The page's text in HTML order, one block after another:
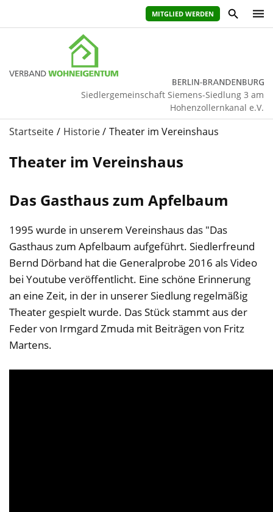
MITGLIED WERDEN
Siedlergemeinschaft Siemens-Siedlung 3 am
Hohenzollernkanal e.V.
Startseite Historie Theater im Vereinshaus
Theater im Vereinshaus
Das Gasthaus zum Apfelbaum
1995 wurde in unserem Vereinshaus das "Das
Gasthaus zum Apfelbaum aufgeführt. Siedlerfreund
Bernd Dörband hat die Generalprobe 2016 als Video
bei Youtube veröffentlicht. Eine schöne Erinnerung
an eine Zeit, in der in unserer Siedlung regelmäßig
Theater gespielt wurde. Das Stück stammt aus der
Feder von Irmgard Zmuda mit Beiträgen von Fritz
Martens.